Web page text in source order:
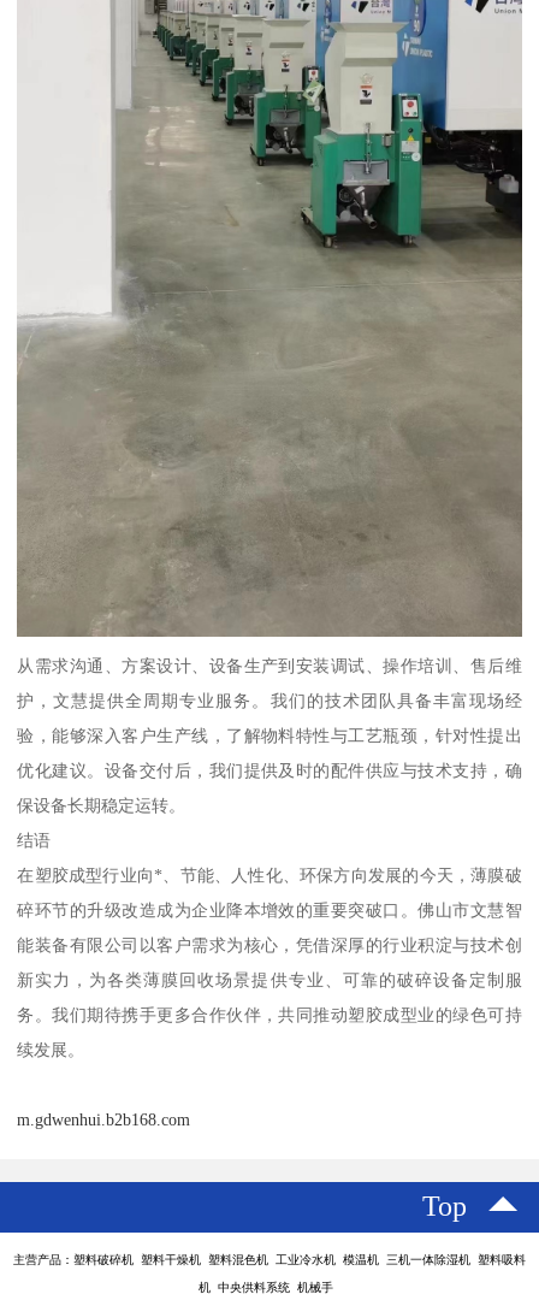
从需求沟通、方案设计、设备生产到安装调试、操作培训、售后维
护，文慧提供全周期专业服务。我们的技术团队具备丰富现场经
验，能够深入客户生产线，了解物料特性与工艺瓶颈，针对性提出
优化建议。设备交付后，我们提供及时的配件供应与技术支持，确
保设备长期稳定运转。
结语
在塑胶成型行业向*、节能、人性化、环保方向发展的今天，薄膜破
碎环节的升级改造成为企业降本增效的重要突破口。佛山市文慧智
能装备有限公司以客户需求为核心，凭借深厚的行业积淀与技术创
新实力，为各类薄膜回收场景提供专业、可靠的破碎设备定制服
务。我们期待携手更多合作伙伴，共同推动塑胶成型业的绿色可持
续发展。
m.gdwenhui.b2b168.com
Top
主营产品：塑料破碎机 塑料干燥机 塑料混色机 工业冷水机 模温机 三机一体除湿机 塑料吸料
机 中央供料系统 机械手